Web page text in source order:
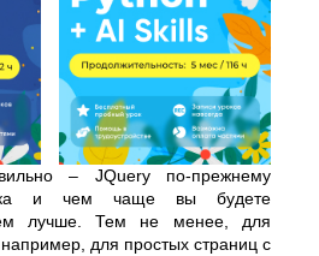
– JQuery по-прежнему
и чем чаще вы будете
лучше. Тем не менее, для
для простых страниц с